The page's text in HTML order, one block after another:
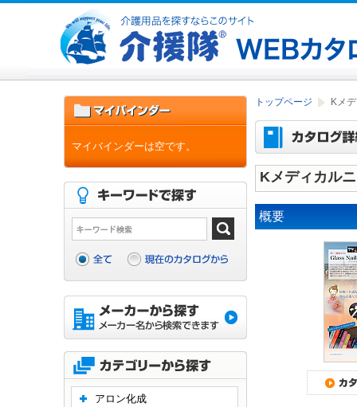
トップページ Kメ
Kメディカル
概要
マイバインダーは空です。
アロン化成